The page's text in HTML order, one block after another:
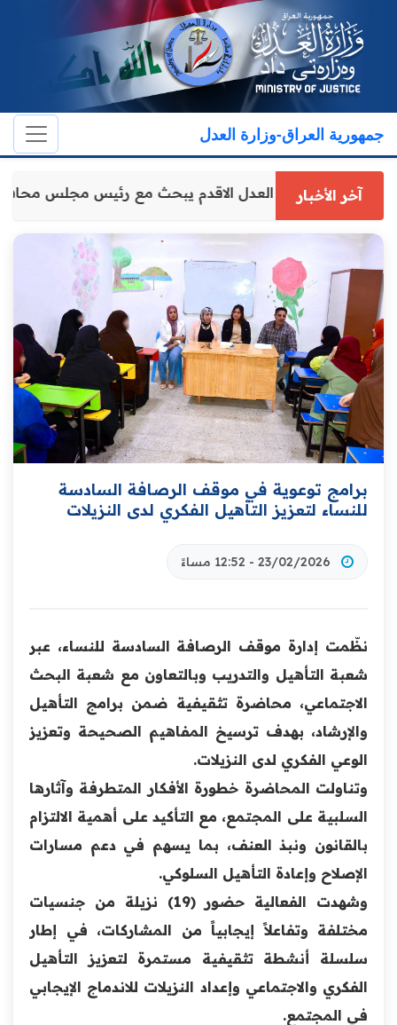
جمهورية العراق-وزارة العدل
آخر الأخباروكيل وزارة العدل الاقدم يبحث مع رئيس مجلس
برامج توعوية في موقف الرصافة السادسة
للنساء لتعزيز التأهيل الفكري لدى النزيلات
23/02/2026 - 12:52 مساءً
نظّمت إدارة موقف الرصافة السادسة للنساء، عبر
شعبة التأهيل والتدريب وبالتعاون مع شعبة البحث
الاجتماعي، محاضرة تثقيفية ضمن برامج التأهيل
والإرشاد، بهدف ترسيخ المفاهيم الصحيحة وتعزيز
الوعي الفكري لدى النزيلات.
وتناولت المحاضرة خطورة الأفكار المتطرفة وآثارها
السلبية على المجتمع، مع التأكيد على أهمية الالتزام
بالقانون ونبذ العنف، بما يسهم في دعم مسارات
الإصلاح وإعادة التأهيل السلوكي.
وشهدت الفعالية حضور (19) نزيلة من جنسيات
مختلفة وتفاعلاً إيجابياً من المشاركات، في إطار
سلسلة أنشطة تثقيفية مستمرة لتعزيز التأهيل
الفكري والاجتماعي وإعداد النزيلات للاندماج الإيجابي
في المجتمع.